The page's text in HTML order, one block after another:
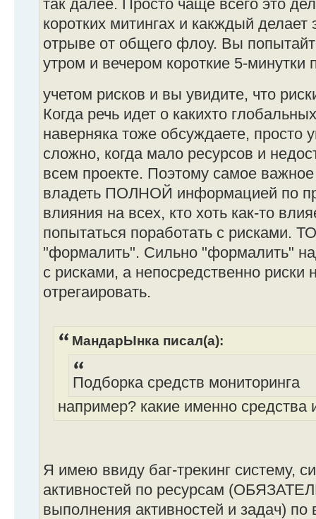
так далее. Просто чаще всего это
коротких митингах и какждый
отрыве от общего флоу. Вы
утром и вечером короткие 5-минутки
учетом рисков и вы увидите, что
Когда речь идет о какихто
наверняка тоже обсуждаете, просто
сложно, когда мало ресурсов и
всем проекте. Поэтому самое
владеть ПОЛНОЙ информацией по
влияния на всех, кто хоть как-то
попытаться поработать с рисками.
"формалить". Сильно "формалить"
с рисками, а непосредственно риски
отрегаировать.
МандарЫнка писал(а):
Подборка средств мониторинга
например? какие именно средства
Я имею ввиду баг-трекинг систему,
активностей по ресурсам
выполнения активностей и задач)